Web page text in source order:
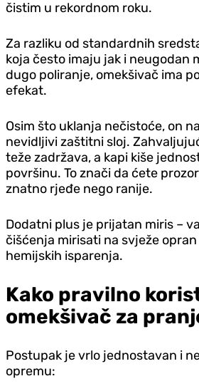
čistim u rekordnom roku.
Za razliku od standardnih
koja često imaju jak i neugodan
dugo poliranje, omekšivač ima
efekat.
Osim što uklanja nečistoće, on
nevidljivi zaštitni sloj.
teže zadržava, a kapi kiše
površinu. To znači da ćete
znatno rjeđe nego ranije.
Dodatni plus je prijatan miris –
čišćenja mirisati na svježe
hemijskih isparenja.
Kako pravilno
omekšivač za
Postupak je vrlo jednostavan i
opremu: